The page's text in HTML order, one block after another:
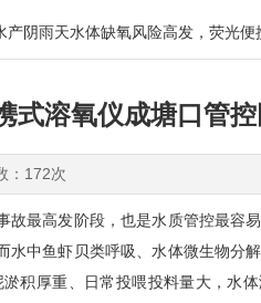
产阴雨天水体缺氧风险高发，荧光便携
式溶氧仪成塘口管
：172次
最高发阶段，也是水质管控最容
中鱼虾贝类呼吸、水体微生物分
积厚重、日常投喂投料量大，水